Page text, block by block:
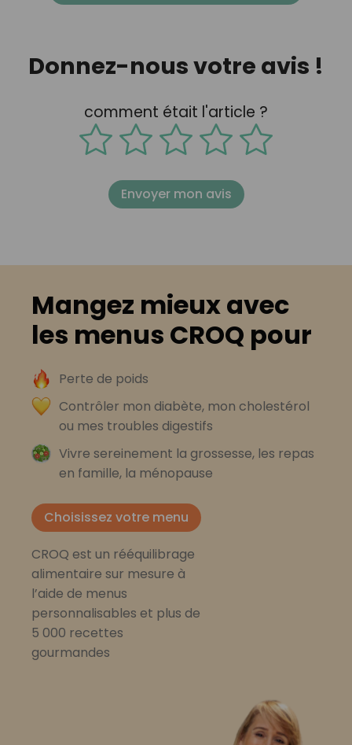
Donnez-nous votre avis !
comment était l'article ?
Envoyer mon avis
Mangez mieux avec
les menus CROQ pour
Perte de poids
Contrôler mon diabète, mon cholestérol
ou mes troubles digestifs
Vivre sereinement la grossesse, les repas
en famille, la ménopause
Choisissez votre menu
CROQ est un rééquilibrage
alimentaire sur mesure à
l’aide de menus
personnalisables et plus de
5 000 recettes
gourmandes